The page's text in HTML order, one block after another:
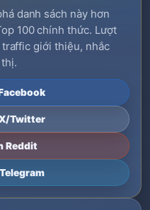
danh sách này hơn
100 chính thức. Lượt
giới thiệu, nhắc
Twitter
Reddit